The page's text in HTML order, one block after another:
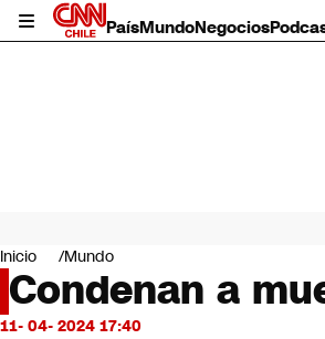
PaísMundoNegocios
Mundo
Negocios
Deportes
Programas completos
Inicio Mundo
Condenan a
11- 04- 2024 17:40